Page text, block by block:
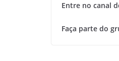
Entre no canal
Faça parte do